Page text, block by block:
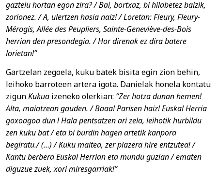
gaztelu hortan egon zira? / Bai, bortxaz, bi hilabetez baizik,
zorionez. / A, ulertzen hasia naiz! / Loretan: Fleury, Fleury-
Mérogis, Allée des Peupliers, Sainte-Geneviève-des-Bois
herrian den presondegia. / Hor direnak ez dira batere
lorietan!”
Gartzelan zegoela, kuku batek bisita egin zion behin,
leihoko barroteen artera igota. Danielak honela kontatu
zigunKukua izeneko olerkian: “Zer hotza dunan hemen!
Alta, maiatzean gauden. / Baaa! Parisen haiz! Euskal Herria
goxoagoa dun ! Hala pentsatzen ari zela, leihotik hurbildu
zen kuku bat / eta bi burdin hagen artetik kanpora
begiratu./ (…) / Kuku maitea, zer plazera hire entzutea! /
Kantu berbera Euskal Herrian eta mundu guzian / ematen
diguzue zuek, xori miresgarriak!”